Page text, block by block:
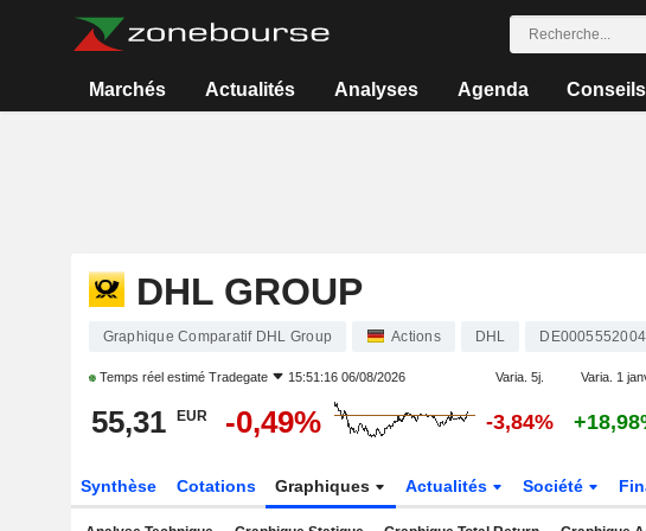
Marchés Actualités Analyses Agenda Conseils
DHL GROUP
Graphique Comparatif DHL Group Actions DHL DE0005552004
Temps réel estimé Tradegate 15:51:16 06/08/2026 Varia. 5j. Varia. 1
55,31 EUR -0,49% -3,84%
Synthèse Cotations Graphiques Actualités Société